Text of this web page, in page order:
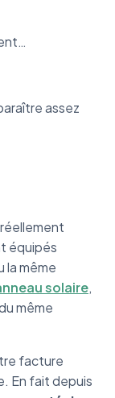
assez
équipés
la même
solaire,
même
facture
En fait depuis
ça